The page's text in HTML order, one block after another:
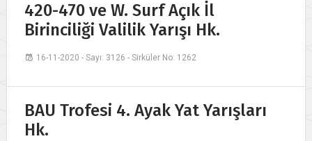
420-470 ve W. Surf Açık İl
Birinciliği Valilik Yarışı Hk.
16-11-2020 - Sayı: 3126 - Sirküler No: 1262
BAU Trofesi 4. Ayak Yat Yarışları
Hk.